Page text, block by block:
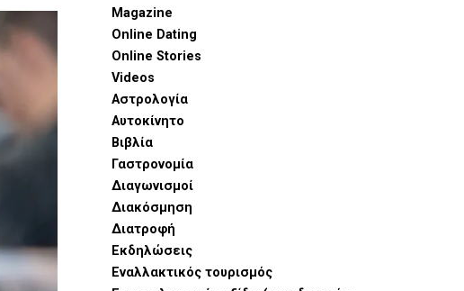
Magazine
Online Dating
Online Stories
Videos
Αστρολογία
Αυτοκίνητο
Βιβλία
Γαστρονομία
Διαγωνισμοί
Διακόσμηση
Διατροφή
Εκδηλώσεις
Εναλλακτικός τουρισμός